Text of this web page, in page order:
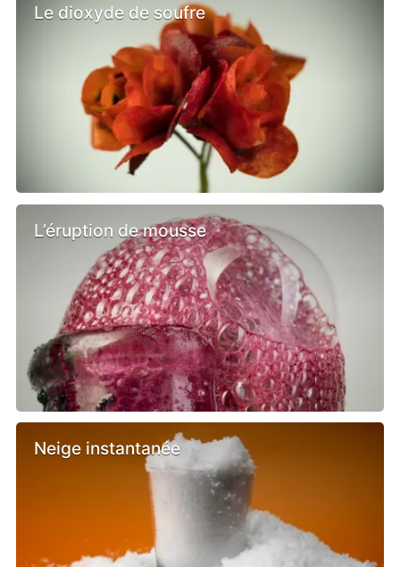
Le dioxyde de soufre
L’éruption de mousse
Neige instantanée